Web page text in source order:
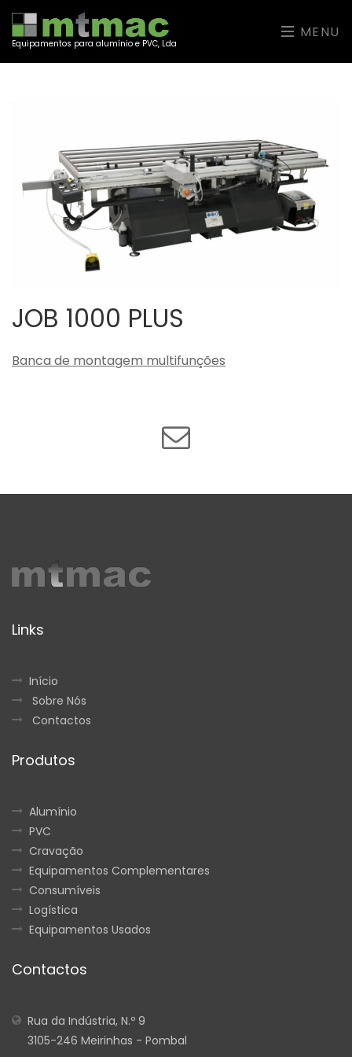
Equipamentos para alumínio e PVC, Lda
MENU
JOB 1000 PLUS
Banca de montagem multifunções
Links
Início
Sobre Nós
Contactos
Produtos
Alumínio
PVC
Cravação
Equipamentos Complementares
Consumíveis
Logística
Equipamentos Usados
Contactos
Rua da Indústria, N.º 9
3105-246 Meirinhas - Pombal